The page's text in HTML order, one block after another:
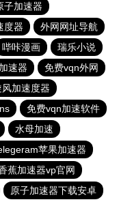
子加速器
度器
外网网址导航
哔咔漫画
瑞乐小说
速器
免费vqn外网
风加速度器
免费vqn加速软件
水母加速
苹果加速器
蕉加速器vp官网
原子加速器下载安卓